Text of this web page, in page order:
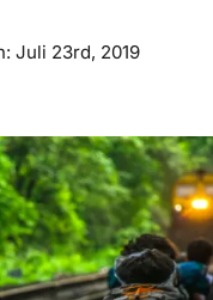
Juli 23rd, 2019